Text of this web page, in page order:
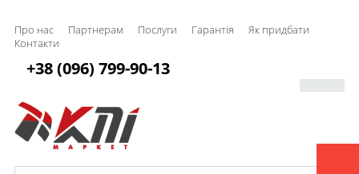
Про нас Партнерам Послуги Гарантія
Як придбати
Контакти
+38 (096) 799-90-13